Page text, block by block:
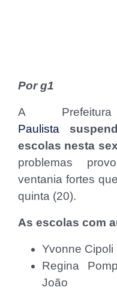
Por g1
A
Paulista
escolas nesta
problemas
ventania fortes
quinta (20).
As escolas com
Yvonne
Regina
João